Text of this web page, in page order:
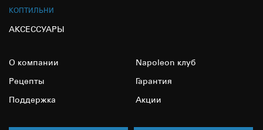
КОПТИЛЬНИ
АКСЕССУАРЫ
О компании Napoleon клуб
Рецепты Гарантия
Поддержка Акции